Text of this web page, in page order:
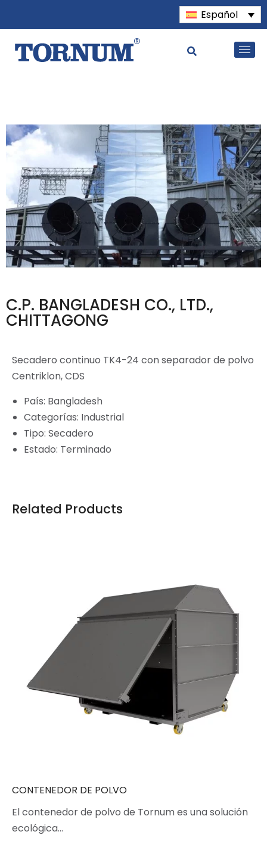
Español
C.P. BANGLADESH CO., LTD.,
CHITTAGONG
Secadero continuo TK4-24 con separador de polvo
Centriklon, CDS
País: Bangladesh
Categorías: Industrial
Tipo: Secadero
Estado: Terminado
Related Products
CONTENEDOR DE POLVO
El contenedor de polvo de Tornum es una solución
ecológica…